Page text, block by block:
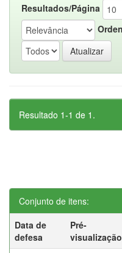
Resultados/Página
Resultado 1-1 de 1.
Conjunto de itens:
Data de
defesa
Pré-
visualização